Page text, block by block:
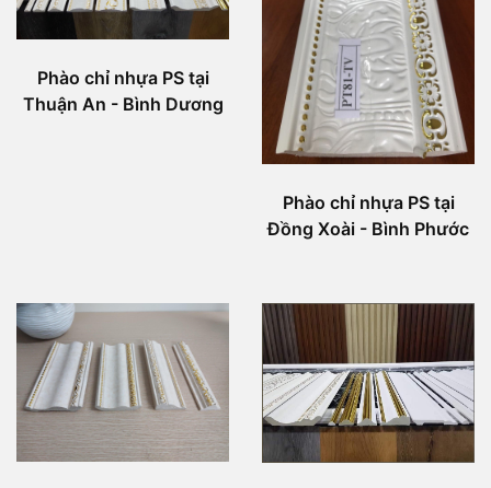
Phào chỉ nhựa PS tại
Thuận An - Bình Dương
Phào chỉ nhựa PS tại
Đồng Xoài - Bình Phước